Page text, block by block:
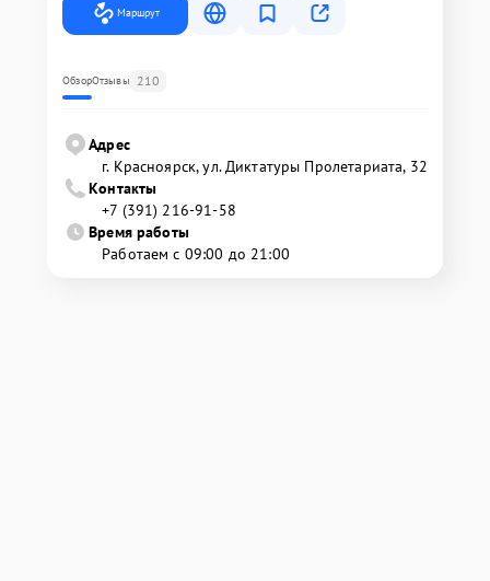
Маршрут
ОбзорОтзывы 210
Адрес
г. Красноярск, ул. Диктатуры Пролетариата, 32
Контакты
+7 (391) 216-91-58
Время работы
Работаем с 09:00 до 21:00